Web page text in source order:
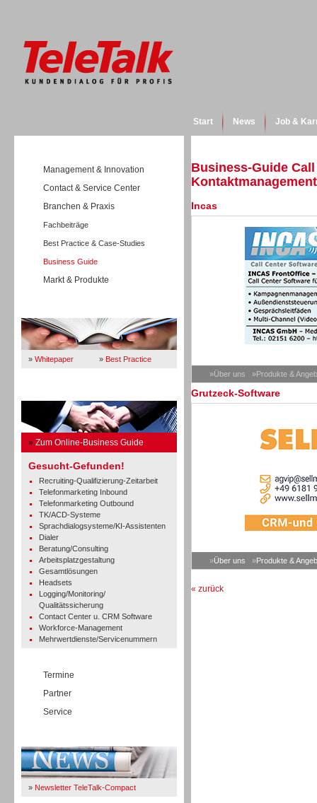
Start News Job &
Management & Innovation
Contact & Service Center
Branchen & Praxis
Fachbeiträge
Best Practice & Case-Studies
Business Guide
Markt & Produkte
» Whitepaper » Best Practice
» Zum Online-Business Guide
Gesucht-Gefunden!
Recruiting-Qualifizierung-Zeitarbeit
Telefonmarketing Inbound
Telefonmarketing Outbound
TK/ACD-Systeme
Sprachdialogsysteme/KI-Assistenten
Dialer
Beratung/Consulting
Arbeitsplatzgestaltung
Gesamtlösungen
Headsets
Logging/Monitoring/
Qualitätssicherung
Contact Center u. CRM Software
Workforce-Management
Mehrwertdienste/Servicenummern
Termine
Partner
Service
» Newsletter TeleTalk-Compact
Business-Guide
Incas
»Über uns »Produkte &
Grutzeck-Software
»Über uns »Produkte &
« zurück